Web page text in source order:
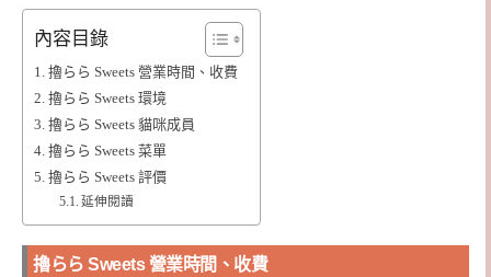
內容目錄
擼らら Sweets 營業時間、收費
擼らら Sweets 環境
擼らら Sweets 貓咪成員
擼らら Sweets 菜單
擼らら Sweets 評價
延伸閱讀
擼らら Sweets 營業時間、收費